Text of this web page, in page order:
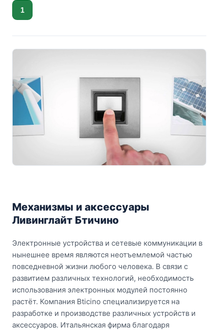
1
Механизмы и аксессуары
Ливинглайт Бтичино
Электронные устройства и сетевые коммуникации в
нынешнее время являются неотъемлемой частью
повседневной жизни любого человека. В связи с
развитием различных технологий, необходимость
использования электронных модулей постоянно
растёт. Компания Bticino специализируется на
разработке и производстве различных устройств и
аксессуаров. Итальянская фирма благодаря